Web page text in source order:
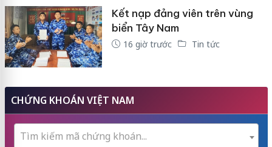
Kết nạp đảng viên trên vùng
biển Tây Nam
16 giờ trước Tin tức
CHỨNG KHOÁN VIỆT NAM
Tìm kiếm mã chứng khoán...